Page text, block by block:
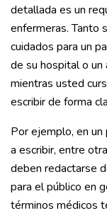
detallada es un
enfermeras. Tanto
cuidados para un
de su hospital o
mientras usted
escribir de forma
Por ejemplo, en
a escribir, entre
deben redactarse
para el público en
términos médicos